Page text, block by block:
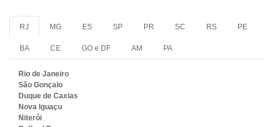
RJ MG ES SP PR SC RS PE
BA CE GO e DF AM PA
Rio de Janeiro
São Gonçalo
Duque de Caxias
Nova Iguaçu
Niterói